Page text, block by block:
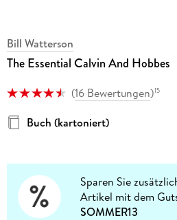
Bill Watterson
The Essential Calvin And Hobbes
(16 Bewertungen)15
Buch (kartoniert)
Sparen Sie
Artikel mit dem
SOMMER13